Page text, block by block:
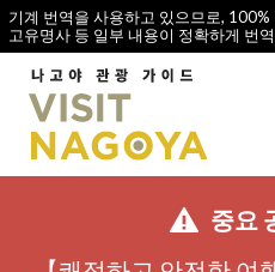
기계 번역을 사용하고 있으므로,
고유명사 등 일부 내용이 정확하게 번
중요